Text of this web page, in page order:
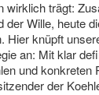
wirklich trägt:
der Wille, heute
Hier knüpft
an: Mit klar
und konkreten
der